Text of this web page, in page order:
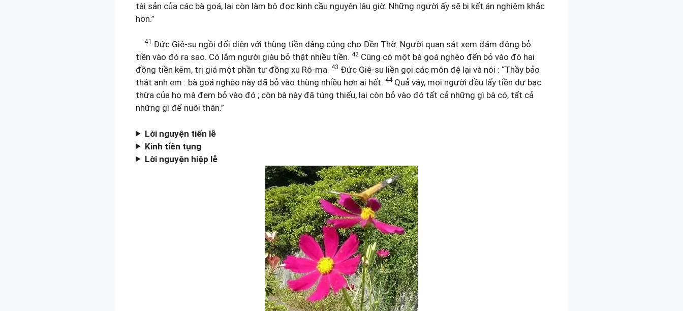
tài sản của các bà goá, lại còn làm bộ đọc kinh cầu nguyện lâu giờ. Những người ấy sẽ bị kết án nghiêm khắc
hơn.”
41 Đức Giê-su ngồi đối diện với thùng tiền dâng cúng cho Đền Thờ. Người quan sát xem đám đông bỏ
tiền vào đó ra sao. Có lắm người giàu bỏ thật nhiều tiền. 42 Cũng có một bà goá nghèo đến bỏ vào đó hai
đồng tiền kẽm, trị giá một phần tư đồng xu Rô-ma. 43 Đức Giê-su liền gọi các môn đệ lại và nói : “Thầy bảo
thật anh em : bà goá nghèo này đã bỏ vào thùng nhiều hơn ai hết. 44Quả vậy, mọi người đều lấy tiền dư bạc
thừa của họ mà đem bỏ vào đó ; còn bà này đã túng thiếu, lại còn bỏ vào đó tất cả những gì bà có, tất cả
những gì để nuôi thân.”
Lời nguyện tiến lễ
Kinh tiền tụng
Lời nguyện hiệp lễ